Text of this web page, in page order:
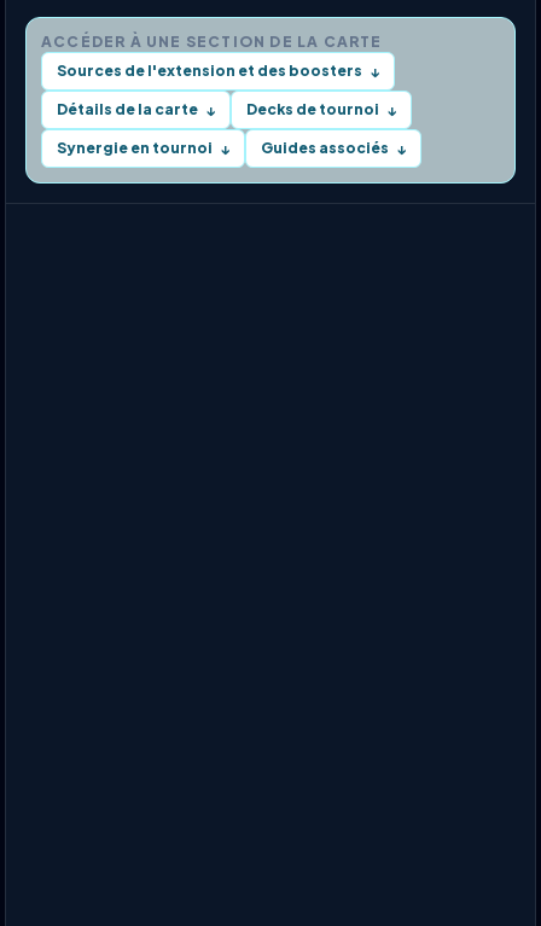
ACCÉDER À UNE SECTION DE LA CARTE
Sources de l'extension et des boosters ↓
Détails de la carte ↓ Decks de tournoi ↓
Synergie en tournoi ↓ Guides associés ↓